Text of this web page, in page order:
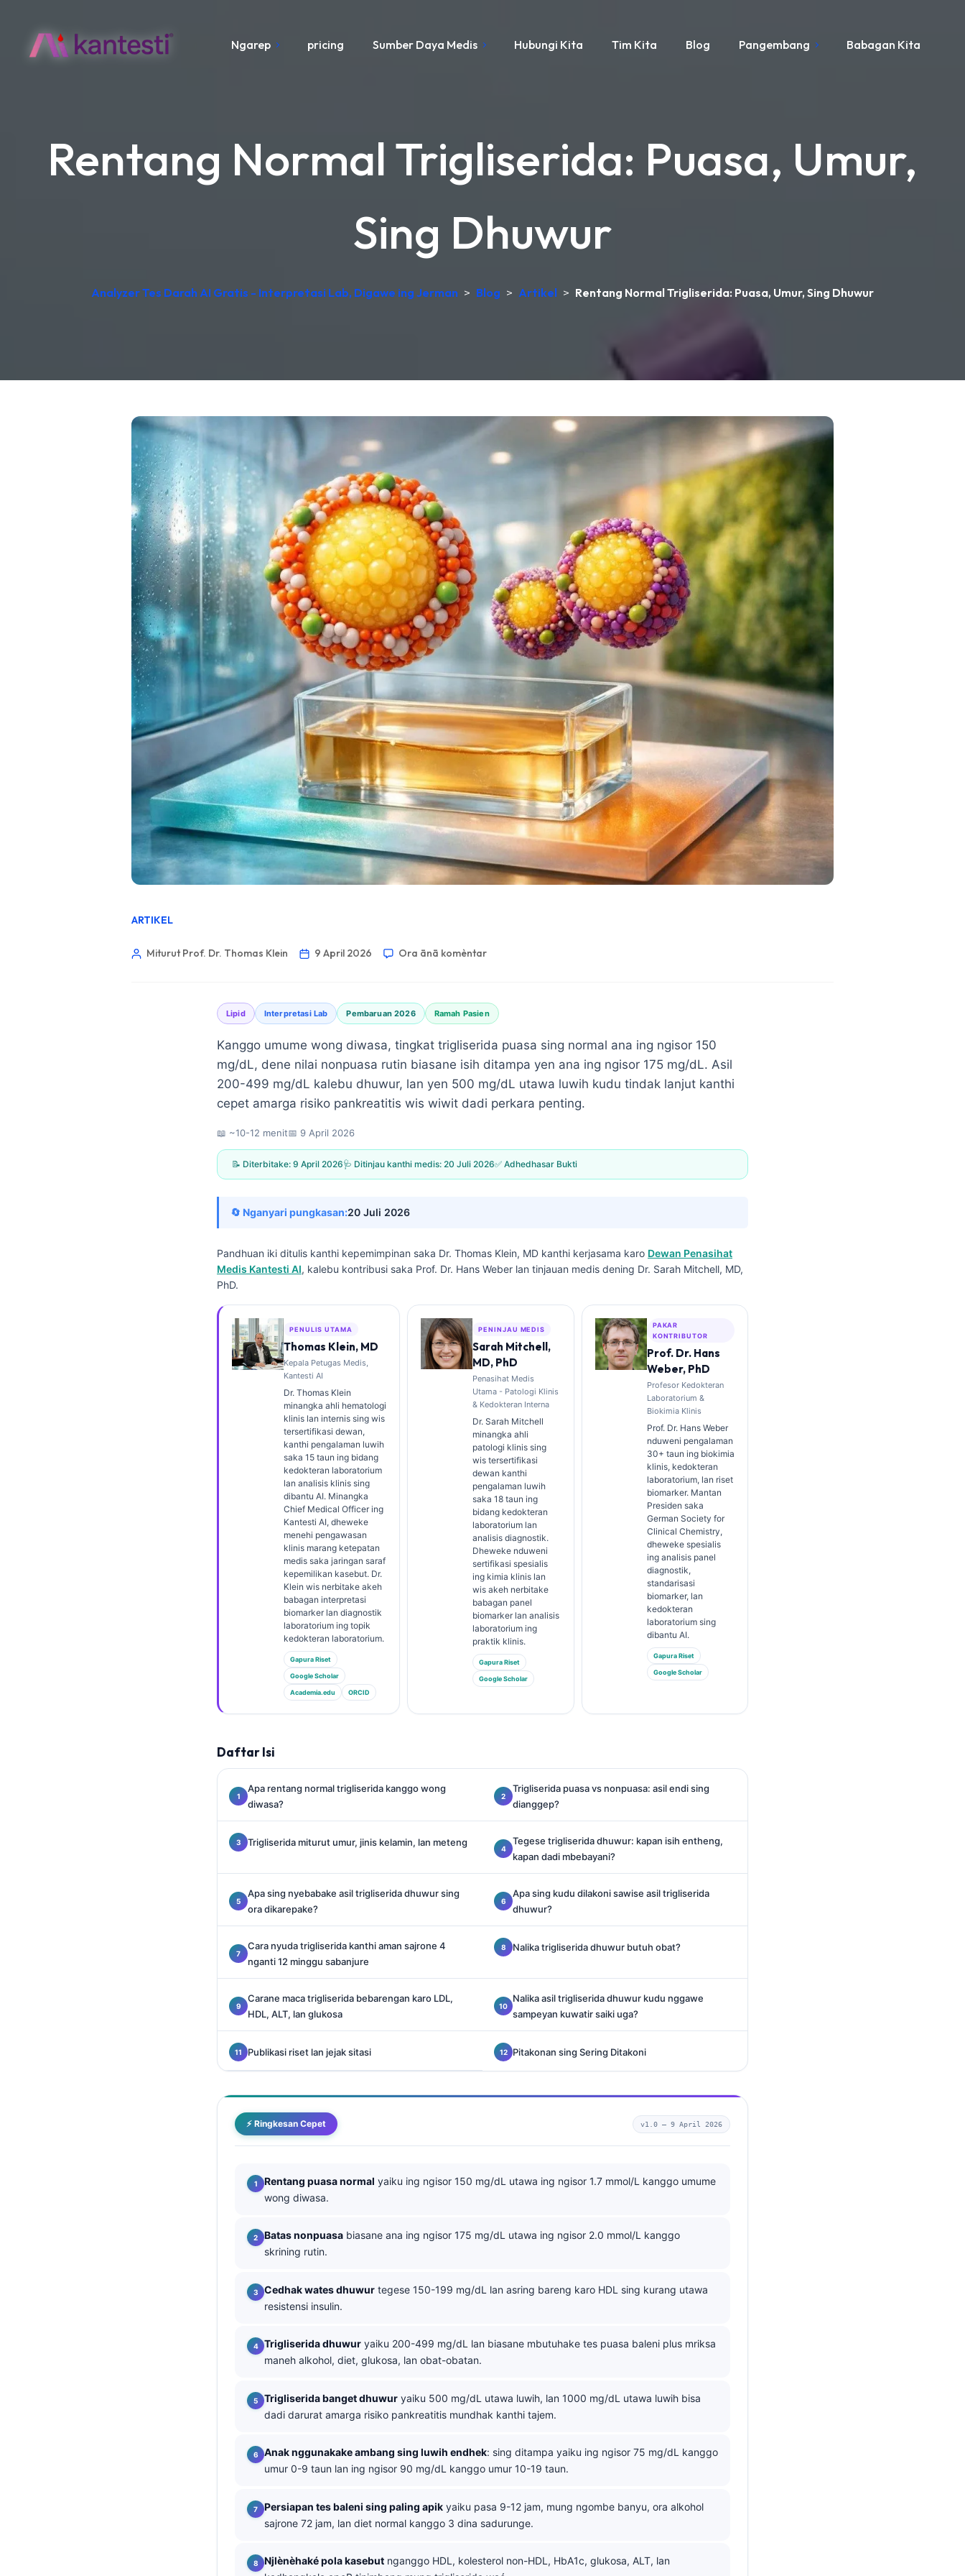
Ngarep pricing Sumber Daya Medis Hubungi Kita Tim Kita Blog Pangembang Babagan Kita
Rentang Normal Trigliserida: Puasa, Umur,
Sing Dhuwur
Analyzer Tes Darah AI Gratis - Interpretasi Lab, Digawe ing Jerman > Blog > Artikel > Rentang Normal Trigliserida: Puasa, Umur, Sing Dhuwur
ARTIKEL
Miturut Prof. Dr. Thomas Klein 9 April 2026 Ora ānā komèntar
Lipid Interpretasi Lab Pembaruan 2026 Ramah Pasien
Kanggo umume wong diwasa, tingkat trigliserida puasa sing normal ana ing ngisor 150
mg/dL, dene nilai nonpuasa rutin biasane isih ditampa yen ana ing ngisor 175 mg/dL. Asil
200-499 mg/dL kalebu dhuwur, lan yen 500 mg/dL utawa luwih kudu tindak lanjut kanthi
cepet amarga risiko pankreatitis wis wiwit dadi perkara penting.
📖 ~10-12 menit📅 9 April 2026
📝 Diterbitake: 9 April 2026🩺 Ditinjau kanthi medis: 20 Juli 2026✅ Adhedhasar Bukti
🔄 Nganyari pungkasan:20 Juli 2026
Pandhuan iki ditulis kanthi kepemimpinan saka Dr. Thomas Klein, MD kanthi kerjasama karo Dewan Penasihat
Medis Kantesti AI, kalebu kontribusi saka Prof. Dr. Hans Weber lan tinjauan medis dening Dr. Sarah Mitchell, MD,
PhD.
PENULIS UTAMA
Thomas Klein, MD
Kepala Petugas Medis,
Kantesti AI
Dr. Thomas Klein
minangka ahli hematologi
klinis lan internis sing wis
tersertifikasi dewan,
kanthi pengalaman luwih
saka 15 taun ing bidang
kedokteran laboratorium
lan analisis klinis sing
dibantu AI. Minangka
Chief Medical Officer ing
Kantesti AI, dheweke
menehi pengawasan
klinis marang ketepatan
medis saka jaringan saraf
kepemilikan kasebut. Dr.
Klein wis nerbitake akeh
babagan interpretasi
biomarker lan diagnostik
laboratorium ing topik
kedokteran laboratorium.
Gapura Riset
Google Scholar
Academia.edu ORCID
PENINJAU MEDIS
Sarah Mitchell,
MD, PhD
Penasihat Medis
Utama - Patologi Klinis
& Kedokteran Interna
Dr. Sarah Mitchell
minangka ahli
patologi klinis sing
wis tersertifikasi
dewan kanthi
pengalaman luwih
saka 18 taun ing
bidang kedokteran
laboratorium lan
analisis diagnostik.
Dheweke nduweni
sertifikasi spesialis
ing kimia klinis lan
wis akeh nerbitake
babagan panel
biomarker lan analisis
laboratorium ing
praktik klinis.
Gapura Riset
Google Scholar
PAKAR
KONTRIBUTOR
Prof. Dr. Hans
Weber, PhD
Profesor Kedokteran
Laboratorium &
Biokimia Klinis
Prof. Dr. Hans Weber
nduweni pengalaman
30+ taun ing biokimia
klinis, kedokteran
laboratorium, lan riset
biomarker. Mantan
Presiden saka
German Society for
Clinical Chemistry,
dheweke spesialis
ing analisis panel
diagnostik,
standarisasi
biomarker, lan
kedokteran
laboratorium sing
dibantu AI.
Gapura Riset
Google Scholar
Daftar Isi
Apa rentang normal trigliserida kanggo wong
diwasa?
Trigliserida puasa vs nonpuasa: asil endi sing
dianggep?
Trigliserida miturut umur, jinis kelamin, lan meteng
Tegese trigliserida dhuwur: kapan isih entheng,
kapan dadi mbebayani?
Apa sing nyebabake asil trigliserida dhuwur sing
ora dikarepake?
Apa sing kudu dilakoni sawise asil trigliserida
dhuwur?
Cara nyuda trigliserida kanthi aman sajrone 4
nganti 12 minggu sabanjure
Nalika trigliserida dhuwur butuh obat?
Carane maca trigliserida bebarengan karo LDL,
HDL, ALT, lan glukosa
Nalika asil trigliserida dhuwur kudu nggawe
sampeyan kuwatir saiki uga?
Publikasi riset lan jejak sitasi Pitakonan sing Sering Ditakoni
⚡ Ringkesan Cepet v1.0 — 9 April 2026
Rentang puasa normal yaiku ing ngisor 150 mg/dL utawa ing ngisor 1.7 mmol/L kanggo umume
wong diwasa.
Batas nonpuasa biasane ana ing ngisor 175 mg/dL utawa ing ngisor 2.0 mmol/L kanggo
skrining rutin.
Cedhak wates dhuwur tegese 150-199 mg/dL lan asring bareng karo HDL sing kurang utawa
resistensi insulin.
Trigliserida dhuwur yaiku 200-499 mg/dL lan biasane mbutuhake tes puasa baleni plus mriksa
maneh alkohol, diet, glukosa, lan obat-obatan.
Trigliserida banget dhuwur yaiku 500 mg/dL utawa luwih, lan 1000 mg/dL utawa luwih bisa
dadi darurat amarga risiko pankreatitis mundhak kanthi tajem.
Anak nggunakake ambang sing luwih endhek: sing ditampa yaiku ing ngisor 75 mg/dL kanggo
umur 0-9 taun lan ing ngisor 90 mg/dL kanggo umur 10-19 taun.
Persiapan tes baleni sing paling apik yaiku pasa 9-12 jam, mung ngombe banyu, ora alkohol
sajrone 72 jam, lan diet normal kanggo 3 dina sadurunge.
Njlènèhaké pola kasebut nganggo HDL, kolesterol non-HDL, HbA1c, glukosa, ALT, lan